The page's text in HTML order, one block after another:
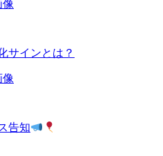
サインとは？
告知